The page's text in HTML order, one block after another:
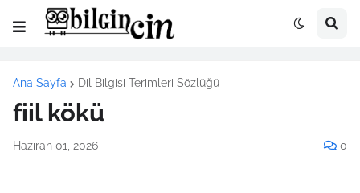
Ana Sayfa Dil Bilgisi Terimleri Sözlüğü
fiil kökü
Haziran 01, 2026 0